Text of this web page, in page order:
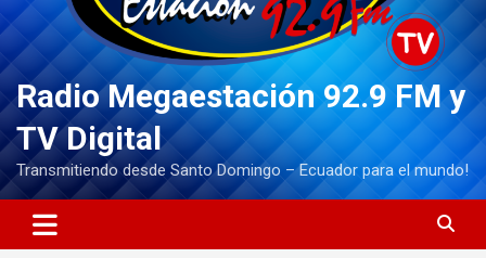
Radio Megaestación 92.9 FM y
TV Digital
Transmitiendo desde Santo Domingo – Ecuador para el mundo!